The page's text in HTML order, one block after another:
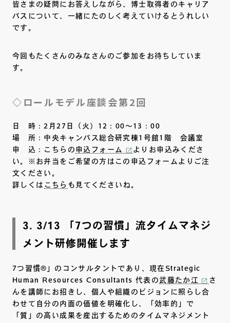
皆さまの疑問にお答えしながら、博士取得者のキャリア
パスについて、一緒にたのしく考えていけるとうれしい
です。
今回もたくさんのみなさんのご参加をお待ちしていま
す。
◇ロールモデル座談会第2回
日 時：2月27日（火）12：00～13：00
場 所：中央キャンパス総合研究棟1号館1階 会議室
申 込：こちらの 申込フォーム
よりお申込みくださ
い。※お弁当をご希望の方はこの申込フォームよりご注
文ください。
詳しくは こちら も見てくださいね。
3. 3/13 「7つの習慣」流タイムマネジ
メント研修開催します
7つ習慣®」のコンサルタントであり、現在Strategic
Human Resources Consultants 代表の 武藤たか江
さ
んを講師にお招きし、個人や組織のビジョンに照らし合
わせて自分の内面の価値を明確化し、「効率的」で
「質」の高い成果を産出するためのタイムマネジメント